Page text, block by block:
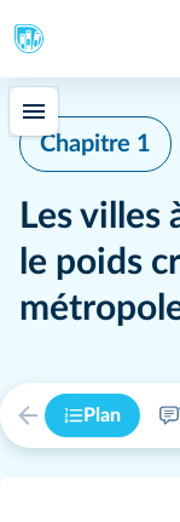
Chapitre 1
Les villes
le poids
Plan